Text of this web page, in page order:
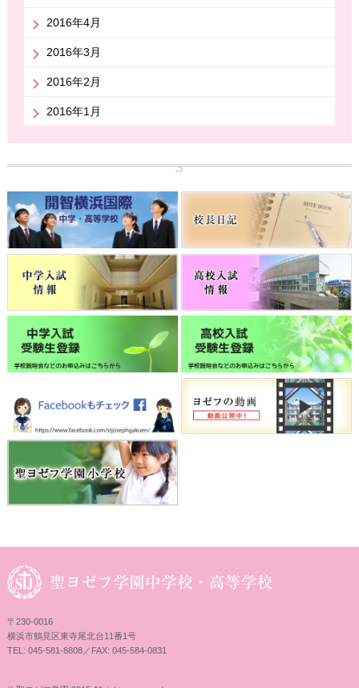
2016年4月
2016年3月
2016年2月
2016年1月
〒230-0016
横浜市鶴見区東寺尾北台11番1号
TEL: 045-581-8808／FAX: 045-584-0831